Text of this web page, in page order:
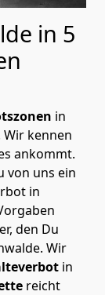
in 5
in
kennen
ankommt.
von uns ein
in
den Du
Wir
in
reicht